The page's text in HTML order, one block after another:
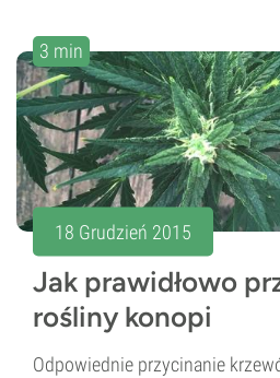
3 min
18 Grudzień 2015
Jak prawidłowo
rośliny konopi
Odpowiednie przycinanie